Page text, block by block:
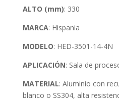
ALTO (mm): 330
MARCA: Hispania
MODELO: HED-3501-14-4N
APLICACIÓN: Sala de
MATERIAL: Aluminio con
blanco o SS304, alta